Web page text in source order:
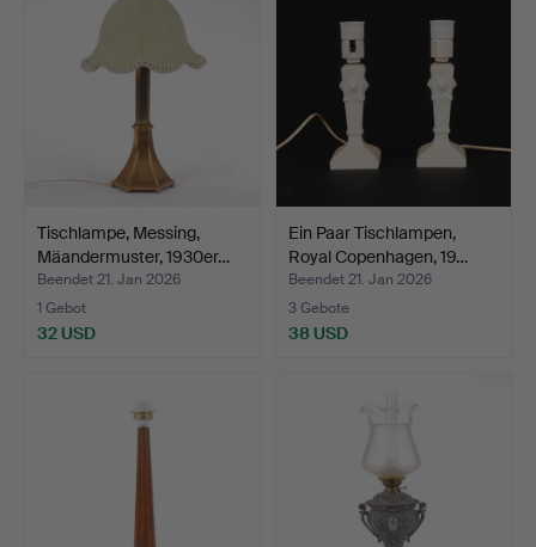
Tischlampe, Messing,
Mäandermuster, 1930er…
Beendet 21. Jan 2026
1 Gebot
32 USD
Ein Paar Tischlampen,
Royal Copenhagen, 19…
Beendet 21. Jan 2026
3 Gebote
38 USD